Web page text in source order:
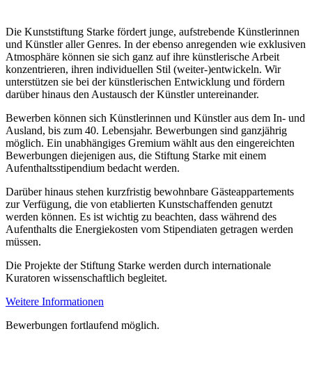
Die Kunststiftung Starke fördert junge, aufstrebende Künstlerinnen
und Künstler aller Genres. In der ebenso anregenden wie exklusiven
Atmosphäre können sie sich ganz auf ihre künstlerische Arbeit
konzentrieren, ihren individuellen Stil (weiter-)entwickeln. Wir
unterstützen sie bei der künstlerischen Entwicklung und fördern
darüber hinaus den Austausch der Künstler untereinander.
Bewerben können sich Künstlerinnen und Künstler aus dem In- und
Ausland, bis zum 40. Lebensjahr. Bewerbungen sind ganzjährig
möglich. Ein unabhängiges Gremium wählt aus den eingereichten
Bewerbungen diejenigen aus, die Stiftung Starke mit einem
Aufenthaltsstipendium bedacht werden.
Darüber hinaus stehen kurzfristig bewohnbare Gästeappartements
zur Verfügung, die von etablierten Kunstschaffenden genutzt
werden können. Es ist wichtig zu beachten, dass während des
Aufenthalts die Energiekosten vom Stipendiaten getragen werden
müssen.
Die Projekte der Stiftung Starke werden durch internationale
Kuratoren wissenschaftlich begleitet.
Weitere Informationen
Bewerbungen fortlaufend möglich.